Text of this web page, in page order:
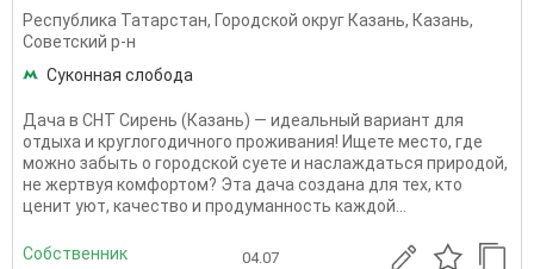
Республика Татарстан, Городской округ Казань, Казань,
Советский р-н
Суконная слобода
Дача в СНТ Сирень (Казань) — идеальный вариант для
отдыха и круглогодичного проживания! Ищете место, где
можно забыть о городской суете и наслаждаться природой,
не жертвуя комфортом? Эта дача создана для тех, кто
ценит уют, качество и продуманность каждой...
Собственник 04.07